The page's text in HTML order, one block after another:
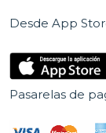
Desde App
Pasarelas de